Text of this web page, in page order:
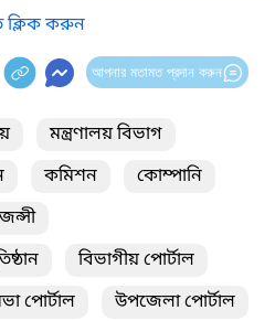
ক্লিক করুন
আপনার মতামত প্রদান করুন
মন্ত্রণালয় বিভাগ
কমিশন
কোম্পানি
বিভাগীয় পোর্টাল
পোর্টাল
উপজেলা পোর্টাল